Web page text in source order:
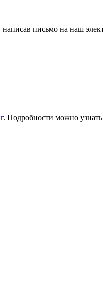
письмо на наш
. Подробности можно